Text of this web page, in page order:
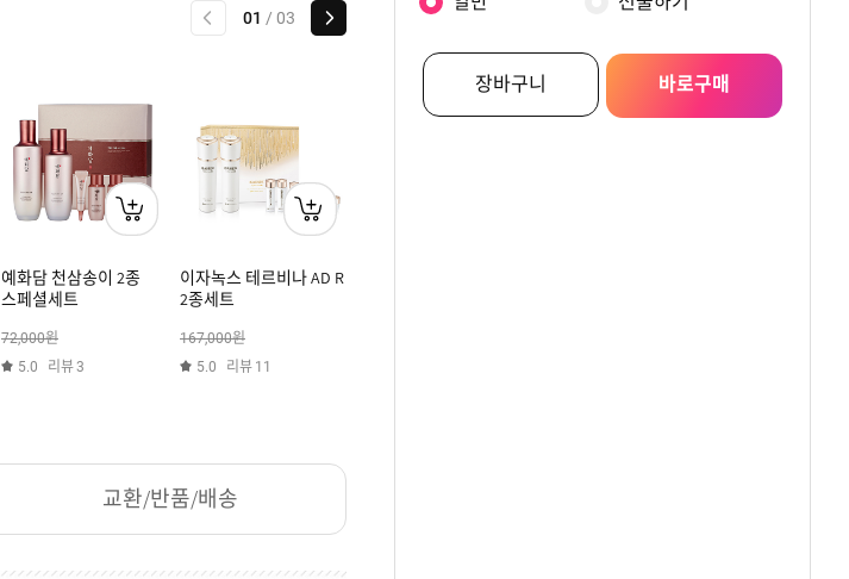
이전
01 / 03
예화담 천삼송이 2종
스페셜세트
72,000원
5.0 리뷰3
이자녹스 테르비나 AD R
2종세트
167,000원
5.0 리뷰 11
교환/반품/배송
장바구니 바로구매